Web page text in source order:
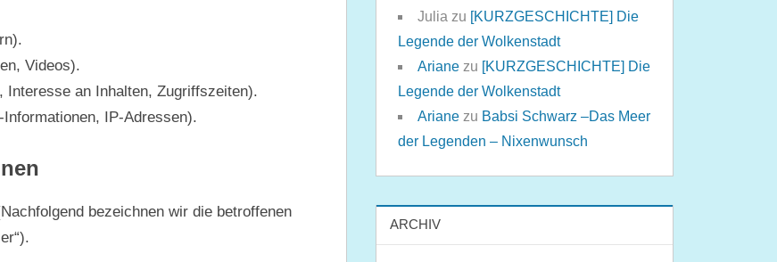
Videos).
an Inhalten, Zugriffszeiten).
IP-Adressen).
bezeichnen wir die betroffenen
Julia zu [KURZGESCHICHTE] Die
Legende der Wolkenstadt
Ariane zu [KURZGESCHICHTE] Die
Legende der Wolkenstadt
Ariane zu Babsi Schwarz –Das Meer
der Legenden – Nixenwunsch
ARCHIV